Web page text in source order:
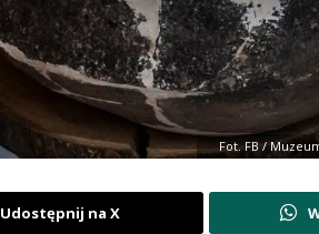
Fot. FB /
Udostępnij na X